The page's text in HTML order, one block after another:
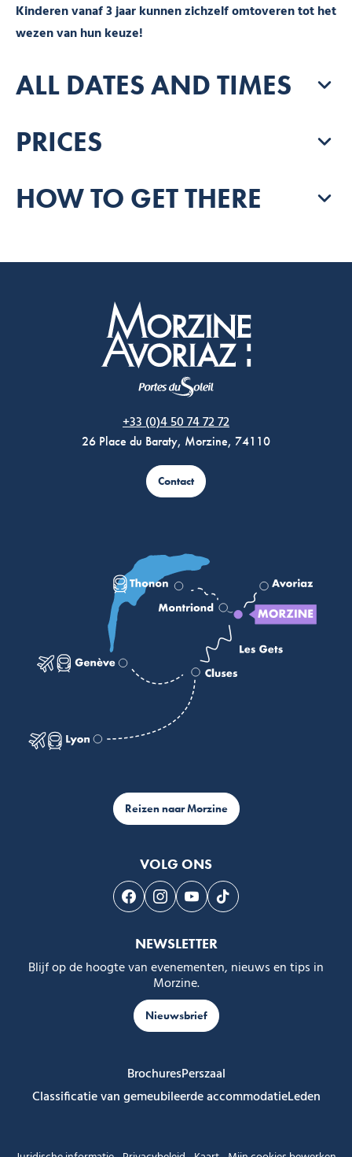
Kinderen vanaf 3 jaar kunnen zichzelf omtoveren tot het
wezen van hun keuze!
ALL DATES AND TIMES
PRICES
HOW TO GET THERE
+33 (0)4 50 74 72 72
26 Place du Baraty, Morzine, 74110
Contact
Reizen naar Morzine
VOLG ONS
Volg ons op Facebook
Volg ons op Instagram
Volg ons op Youtube
Volg ons op Tiktok
NEWSLETTER
Blijf op de hoogte van evenementen, nieuws en tips in
Morzine.
Nieuwsbrief
BrochuresPerszaal
Classificatie van gemeubileerde accommodatieLeden